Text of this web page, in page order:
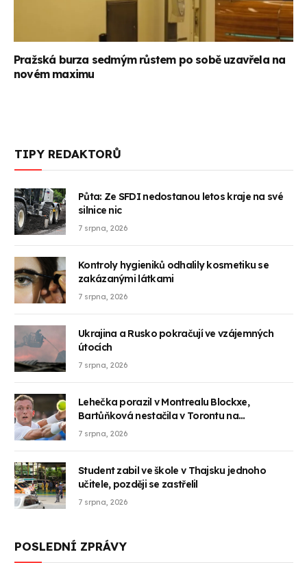
Pražská burza sedmým růstem po sobě uzavřela na
novém maximu
TIPY REDAKTORŮ
Půta: Ze SFDI nedostanou letos kraje na své
silnice nic
7 srpna, 2026
Kontroly hygieniků odhalily kosmetiku se
zakázanými látkami
7 srpna, 2026
Ukrajina a Rusko pokračují ve vzájemných
útocích
7 srpna, 2026
Lehečka porazil v Montrealu Blockxe,
Bartůňková nestačila v Torontu na
Anisimovovou
7 srpna, 2026
Student zabil ve škole v Thajsku jednoho
učitele, později se zastřelil
7 srpna, 2026
POSLEDNÍ ZPRÁVY